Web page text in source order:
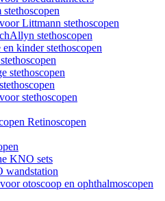
Littmann stethoscopen
stethoscopen
en kinder stethoscopen
stethoscopen
stethoscopen
Retinoscopen
KNO sets
wandstation
otoscoop en ophthalmoscopen